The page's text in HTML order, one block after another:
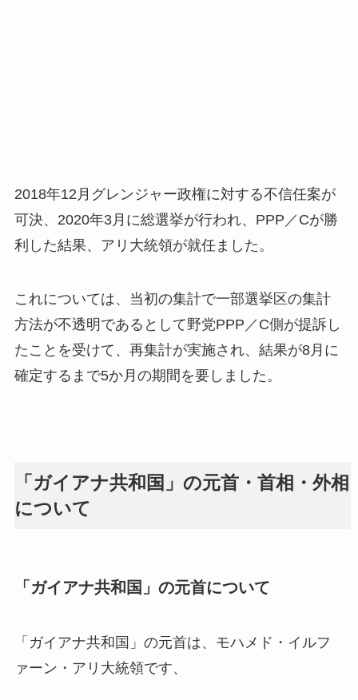
2018年12月グレンジャー政権に対する不信任案が
可決、2020年3月に総選挙が行われ、PPP／Cが勝
利した結果、アリ大統領が就任ました。
これについては、当初の集計で一部選挙区の集計
方法が不透明であるとして野党PPP／C側が提訴し
たことを受けて、再集計が実施され、結果が8月に
確定するまで5か月の期間を要しました。
「ガイアナ共和国」の元首・首相・外相
について
「ガイアナ共和国」の元首について
「ガイアナ共和国」の元首は、モハメド・イルフ
ァーン・アリ大統領です、